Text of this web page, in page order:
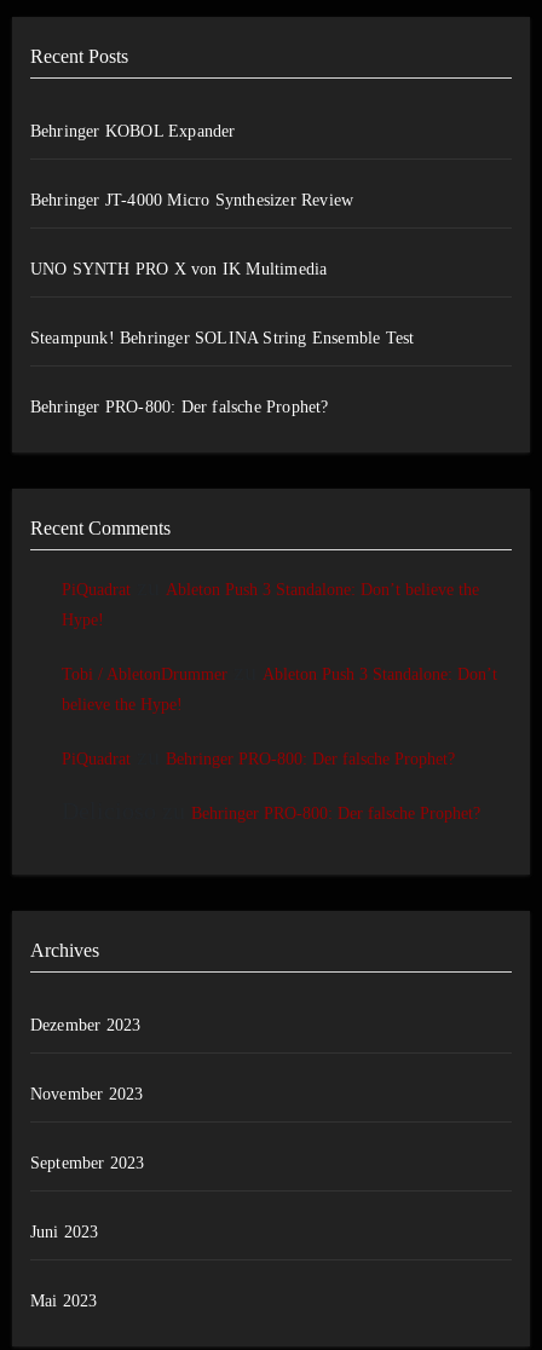
Recent Posts
Behringer KOBOL Expander
Behringer JT-4000 Micro Synthesizer Review
UNO SYNTH PRO X von IK Multimedia
Steampunk! Behringer SOLINA String Ensemble Test
Behringer PRO-800: Der falsche Prophet?
Recent Comments
PiQuadratzu
Ableton Push 3 Standalone: Don’t believe the
Hype!
Tobi / AbletonDrummerzu
Ableton Push 3 Standalone: Don’t
believe the Hype!
PiQuadratzu Behringer PRO-800: Der falsche Prophet?
Behringer PRO-800: Der falsche Prophet?
Archives
Dezember 2023
November 2023
September 2023
Juni 2023
Mai 2023